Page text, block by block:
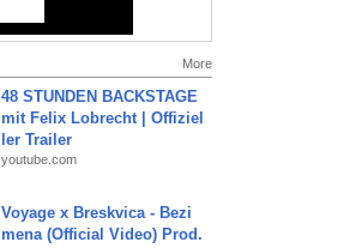
More
48 STUNDEN BACKSTAGE
mit Felix Lobrecht | Offiziel
ler Trailer
youtube.com
Voyage x Breskvica - Bezi
mena (Official Video) Prod.